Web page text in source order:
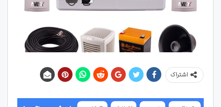
اشتراک